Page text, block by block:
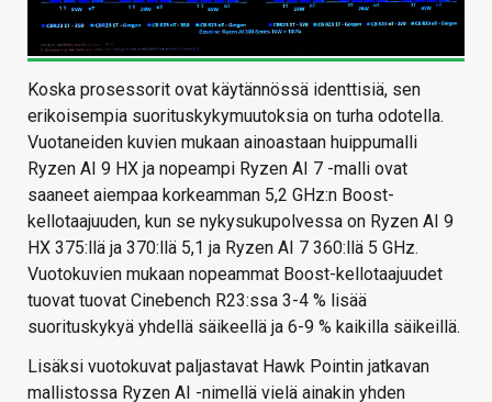
Koska prosessorit ovat käytännössä identtisiä, sen
erikoisempia suorituskykymuutoksia on turha odotella.
Vuotaneiden kuvien mukaan ainoastaan huippumalli
Ryzen AI 9 HX ja nopeampi Ryzen AI 7 -malli ovat
saaneet aiempaa korkeamman 5,2 GHz:n Boost-
kellotaajuuden, kun se nykysukupolvessa on Ryzen AI 9
HX 375:llä ja 370:llä 5,1 ja Ryzen AI 7 360:llä 5 GHz.
Vuotokuvien mukaan nopeammat Boost-kellotaajuudet
tuovat tuovat Cinebench R23:ssa 3-4 % lisää
suorituskykyä yhdellä säikeellä ja 6-9 % kaikilla säikeillä.
Lisäksi vuotokuvat paljastavat Hawk Pointin jatkavan
mallistossa Ryzen AI -nimellä vielä ainakin yhden